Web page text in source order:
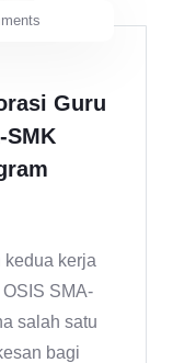
Guru
SMK
kedua kerja
SMA-
salah satu
bagi